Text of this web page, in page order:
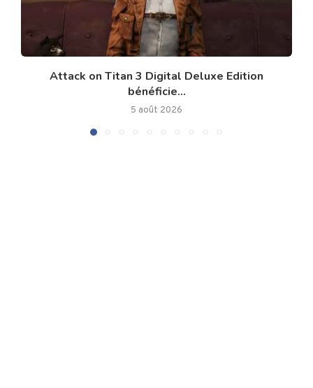
Attack on Titan 3 Digital Deluxe Edition
bénéficie...
5 août 2026